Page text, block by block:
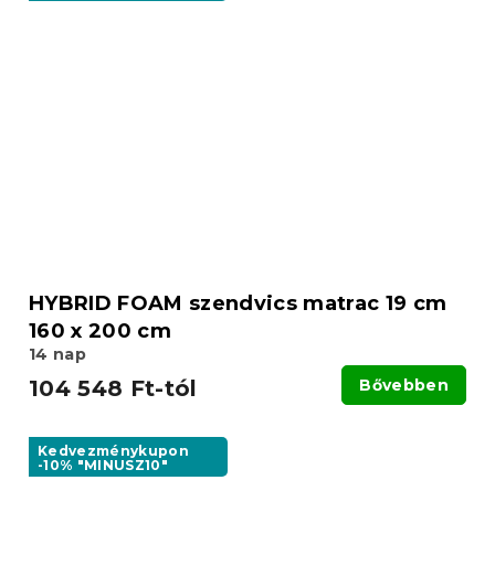
HYBRID FOAM szendvics matrac 19 cm
160 x 200 cm
14 nap
104 548 Ft-tól Bővebben
Kedvezménykupon
-10% "MINUSZ10"